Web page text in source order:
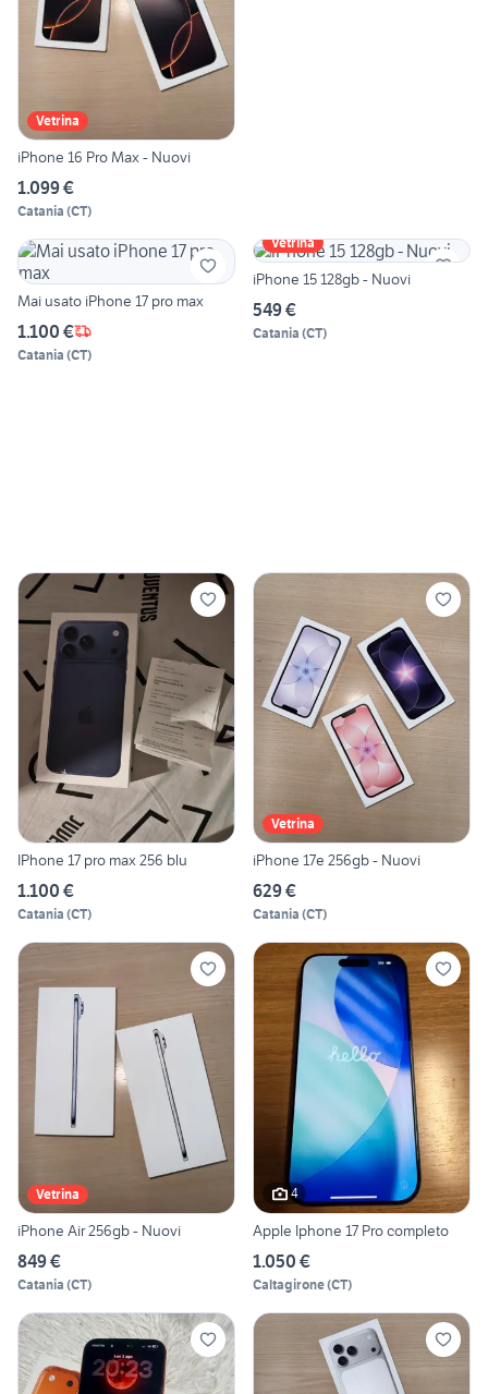
Vetrina
iPhone 16 Pro Max - Nuovi
1.099 €
Catania (CT)
Mai usato iPhone 17 pro max
1.100 €
Catania (CT)
Vetrina
iPhone 15 128gb - Nuovi
549 €
Catania (CT)
IPhone 17 pro max 256 blu
1.100 €
Catania (CT)
Vetrina
iPhone 17e 256gb - Nuovi
629 €
Catania (CT)
Vetrina
iPhone Air 256gb - Nuovi
849 €
Catania (CT)
4
Apple Iphone 17 Pro completo
1.050 €
Caltagirone(CT)